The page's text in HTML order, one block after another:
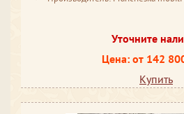
Уточните
Цена: от 142
Купить